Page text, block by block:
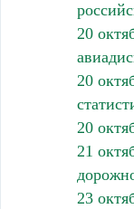
20
20
20
21
23